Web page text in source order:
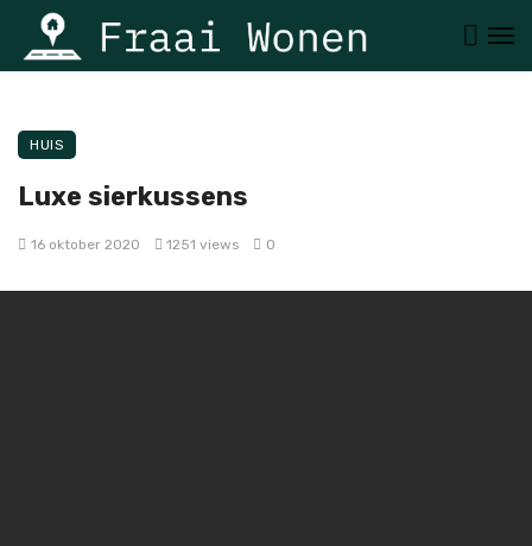
HUIS
Luxe sierkussens
16 oktober 2020 1251 views 0